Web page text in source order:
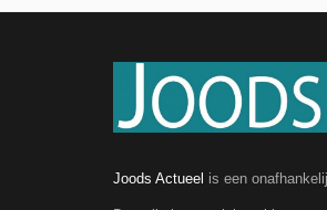
Joods Actueel is een